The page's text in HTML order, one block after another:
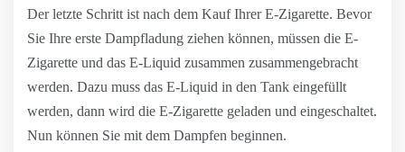
Der letzte Schritt ist nach dem Kauf Ihrer E-Zigarette. Bevor
Sie Ihre erste Dampfladung ziehen können, müssen die E-
Zigarette und das E-Liquid zusammen zusammengebracht
werden. Dazu muss das E-Liquid in den Tank eingefüllt
werden, dann wird die E-Zigarette geladen und eingeschaltet.
Nun können Sie mit dem Dampfen beginnen.